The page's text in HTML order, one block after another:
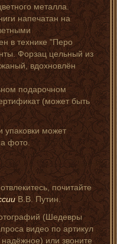
металла.
напечатан на
в технике "Перо
Форзац цельный из
вдохновлён
подарочном
(может быть
упаковки может
фото.
почитайте
В.В. Путин.
(Шедевры
видео по артикул
или звоните